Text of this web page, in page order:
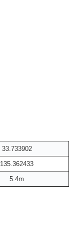
33.733902
135.362433
5.4m